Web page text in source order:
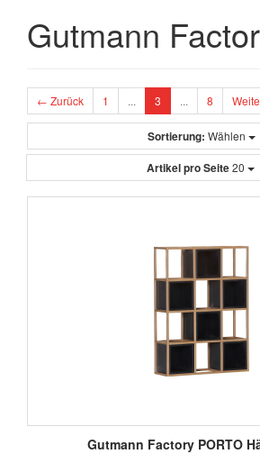
Gutmann
← Zurück 1 ... 3 ... 8
Sortierung: Wählen
Artikel pro Seite20
Gutmann Factory PORTO